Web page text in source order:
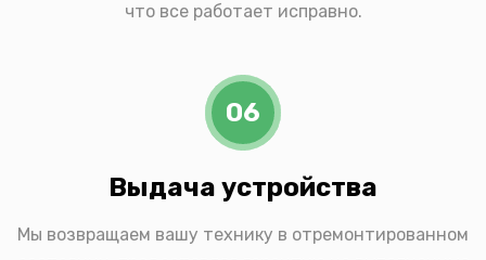
что все работает исправно.
06
Выдача устройства
Мы возвращаем вашу технику в отремонтированном